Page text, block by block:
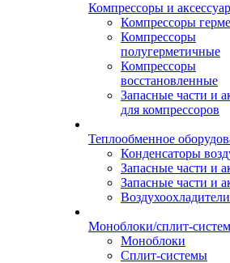
Компрессоры и
Компрессоры
Компрессоры
полугерметичные
Компрессоры
восстановленные
Запасные части и
для компрессоров
Теплообменное
Конденсаторы
Запасные части и
Запасные части и
Воздухоохладители
Моноблоки/сплит-
Моноблоки
Сплит-системы